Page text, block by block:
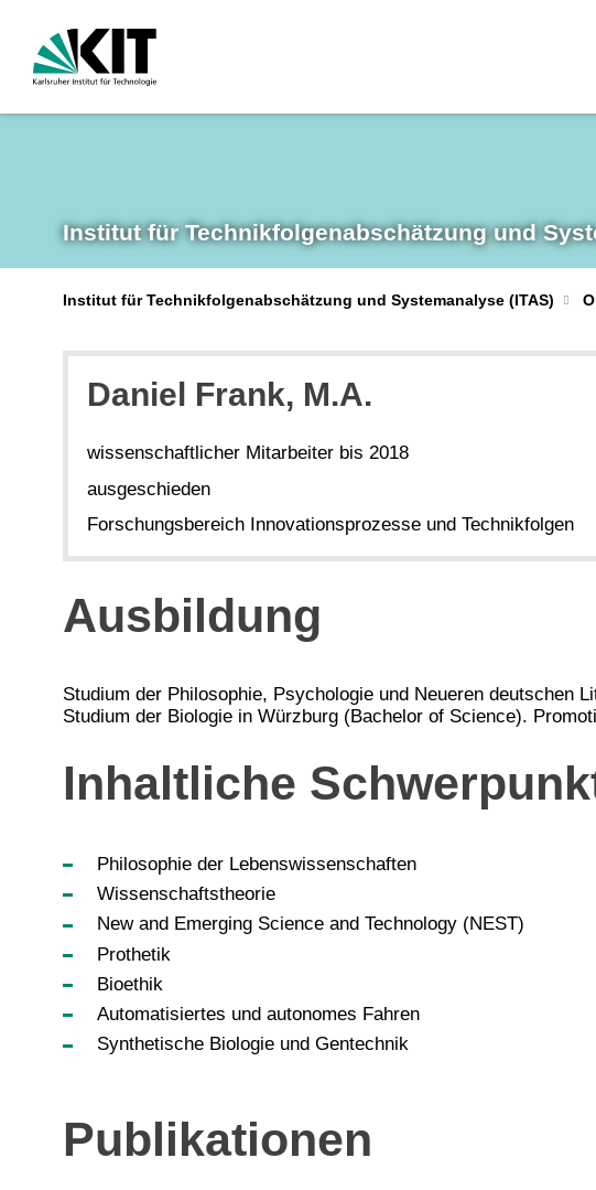
Institut für Technikfolgen­abschätzung und
Institut für Technikfolgenabschätzung und Systemanalyse (ITAS)
Daniel Frank, M.A.
wissenschaftlicher Mitarbeiter bis 2018
ausgeschieden
Forschungsbereich Innovationsprozesse und Technikfolgen
Ausbildung
Studium der Philosophie, Psychologie und Neueren deutschen
Studium der Biologie in Würzburg (Bachelor of Science).
Inhaltliche
Philosophie der Lebenswissenschaften
Wissenschaftstheorie
New and Emerging Science and Technology (NEST)
Prothetik
Bioethik
Automatisiertes und autonomes Fahren
Synthetische Biologie und Gentechnik
Publikationen